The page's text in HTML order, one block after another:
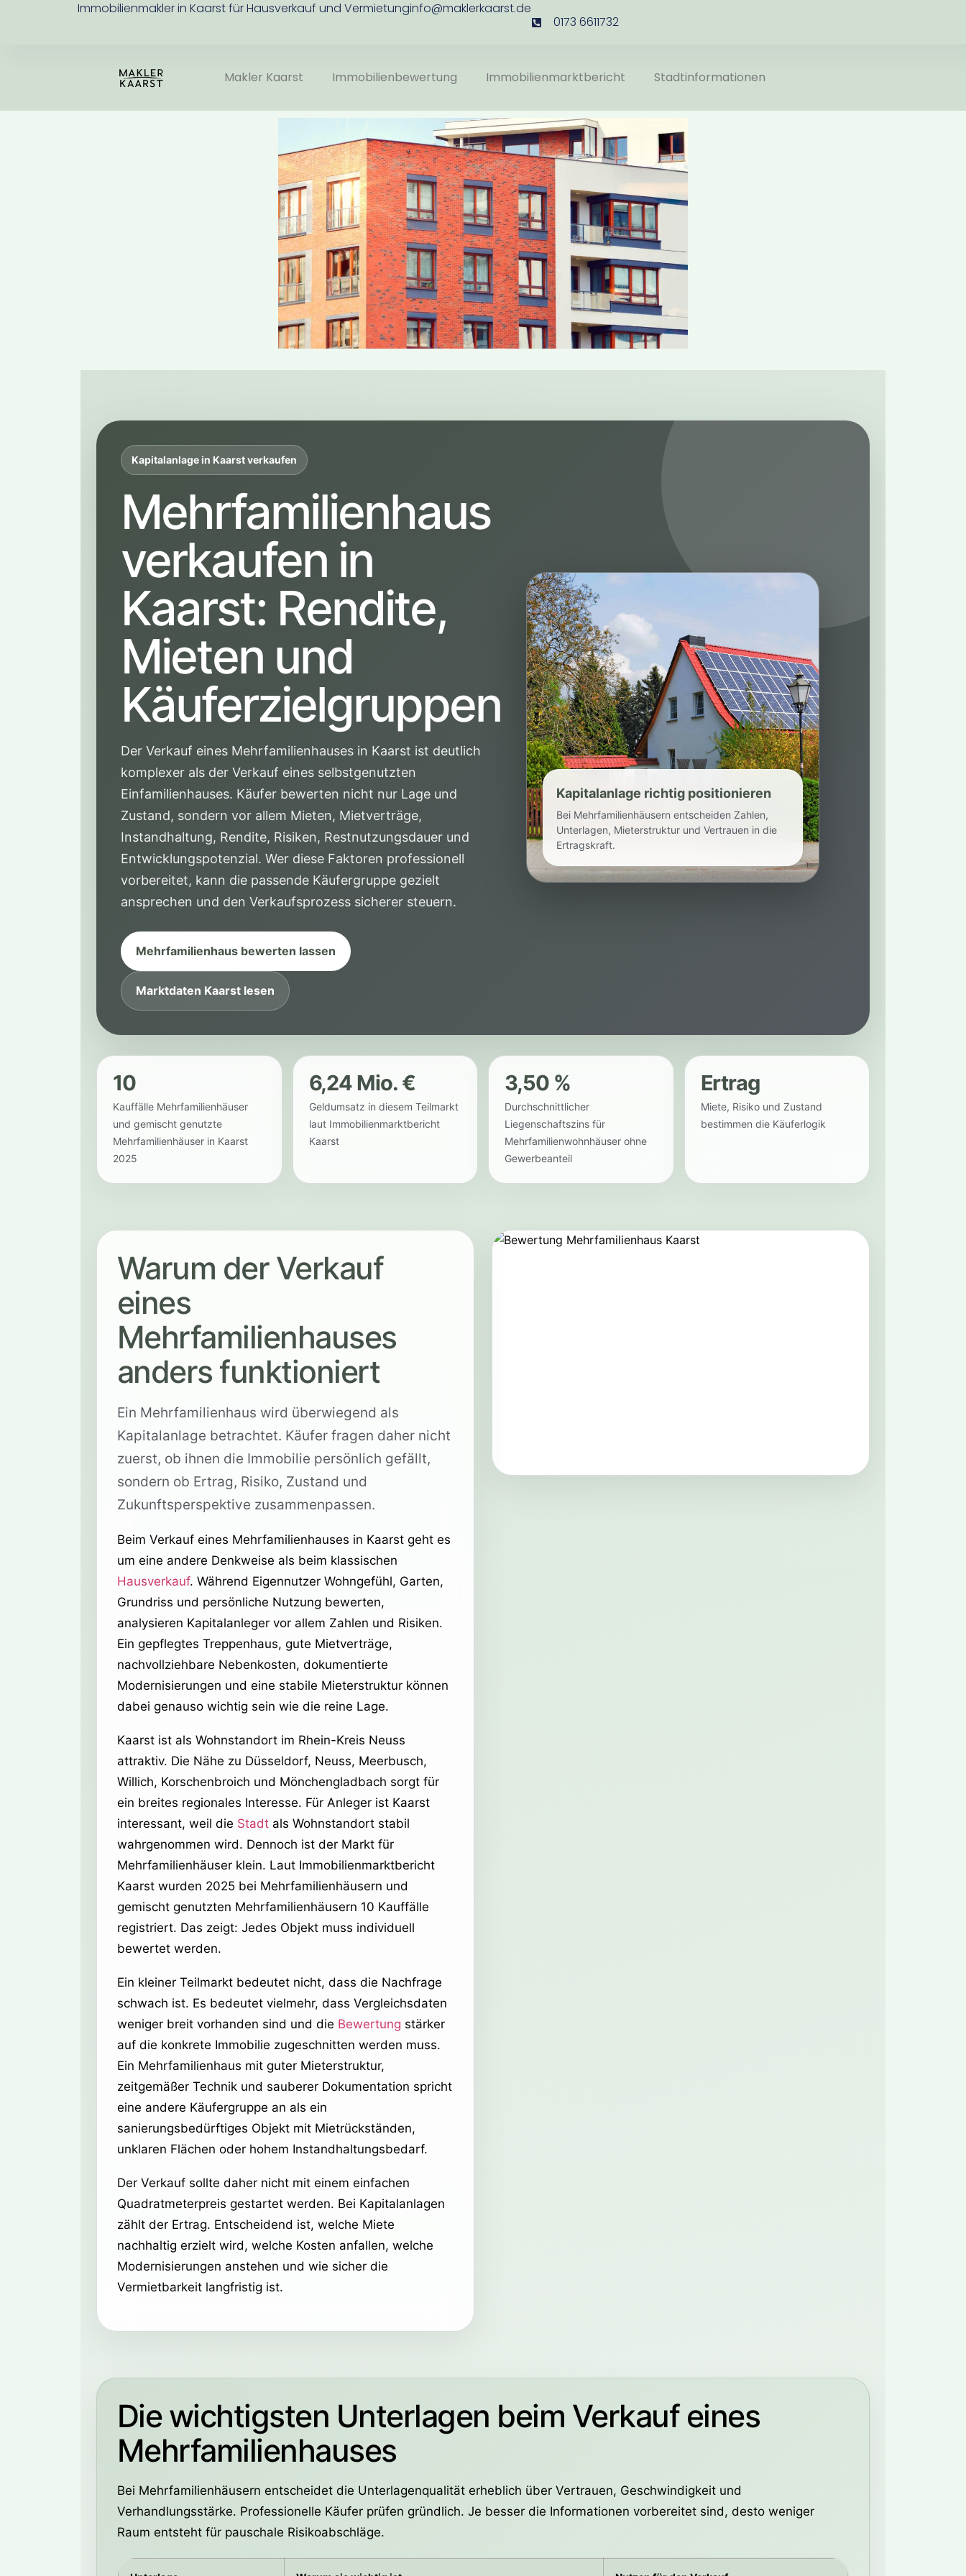
Immobilienmakler in Kaarst für Hausverkauf und Vermietunginfo@maklerkaarst.de
0173 6611732
Makler Kaarst Immobilienbewertung Immobilienmarktbericht Stadtinformationen
Kapitalanlage in Kaarst verkaufen
Mehrfamilienhaus
verkaufen in
Kaarst: Rendite,
Mieten und
Käuferzielgruppen
Der Verkauf eines Mehrfamilienhauses in Kaarst ist deutlich
komplexer als der Verkauf eines selbstgenutzten
Einfamilienhauses. Käufer bewerten nicht nur Lage und
Zustand, sondern vor allem Mieten, Mietverträge,
Instandhaltung, Rendite, Risiken, Restnutzungsdauer und
Entwicklungspotenzial. Wer diese Faktoren professionell
vorbereitet, kann die passende Käufergruppe gezielt
ansprechen und den Verkaufsprozess sicherer steuern.
Mehrfamilienhaus bewerten lassen
Marktdaten Kaarst lesen
Kapitalanlage richtig positionieren
Bei Mehrfamilienhäusern entscheiden Zahlen,
Unterlagen, Mieterstruktur und Vertrauen in die
Ertragskraft.
10
Kauffälle Mehrfamilienhäuser
und gemischt genutzte
Mehrfamilienhäuser in Kaarst
2025
6,24 Mio. €
Geldumsatz in diesem Teilmarkt
laut Immobilienmarktbericht
Kaarst
3,50 %
Durchschnittlicher
Liegenschaftszins für
Mehrfamilienwohnhäuser ohne
Gewerbeanteil
Ertrag
Miete, Risiko und Zustand
bestimmen die Käuferlogik
Warum der Verkauf
eines
Mehrfamilienhauses
anders funktioniert
Ein Mehrfamilienhaus wird überwiegend als
Kapitalanlage betrachtet. Käufer fragen daher nicht
zuerst, ob ihnen die Immobilie persönlich gefällt,
sondern ob Ertrag, Risiko, Zustand und
Zukunftsperspektive zusammenpassen.
Beim Verkauf eines Mehrfamilienhauses in Kaarst geht es
um eine andere Denkweise als beim klassischen
Hausverkauf. Während Eigennutzer Wohngefühl, Garten,
Grundriss und persönliche Nutzung bewerten,
analysieren Kapitalanleger vor allem Zahlen und Risiken.
Ein gepflegtes Treppenhaus, gute Mietverträge,
nachvollziehbare Nebenkosten, dokumentierte
Modernisierungen und eine stabile Mieterstruktur können
dabei genauso wichtig sein wie die reine Lage.
Kaarst ist als Wohnstandort im Rhein-Kreis Neuss
attraktiv. Die Nähe zu Düsseldorf, Neuss, Meerbusch,
Willich, Korschenbroich und Mönchengladbach sorgt für
ein breites regionales Interesse. Für Anleger ist Kaarst
interessant, weil die Stadt als Wohnstandort stabil
wahrgenommen wird. Dennoch ist der Markt für
Mehrfamilienhäuser klein. Laut Immobilienmarktbericht
Kaarst wurden 2025 bei Mehrfamilienhäusern und
gemischt genutzten Mehrfamilienhäusern 10 Kauffälle
registriert. Das zeigt: Jedes Objekt muss individuell
bewertet werden.
Ein kleiner Teilmarkt bedeutet nicht, dass die Nachfrage
schwach ist. Es bedeutet vielmehr, dass Vergleichsdaten
weniger breit vorhanden sind und die Bewertung stärker
auf die konkrete Immobilie zugeschnitten werden muss.
Ein Mehrfamilienhaus mit guter Mieterstruktur,
zeitgemäßer Technik und sauberer Dokumentation spricht
eine andere Käufergruppe an als ein
sanierungsbedürftiges Objekt mit Mietrückständen,
unklaren Flächen oder hohem Instandhaltungsbedarf.
Der Verkauf sollte daher nicht mit einem einfachen
Quadratmeterpreis gestartet werden. Bei Kapitalanlagen
zählt der Ertrag. Entscheidend ist, welche Miete
nachhaltig erzielt wird, welche Kosten anfallen, welche
Modernisierungen anstehen und wie sicher die
Vermietbarkeit langfristig ist.
Die wichtigsten Unterlagen beim Verkauf eines
Mehrfamilienhauses
Bei Mehrfamilienhäusern entscheidet die Unterlagenqualität erheblich über Vertrauen, Geschwindigkeit und
Verhandlungsstärke. Professionelle Käufer prüfen gründlich. Je besser die Informationen vorbereitet sind, desto weniger
Raum entsteht für pauschale Risikoabschläge.